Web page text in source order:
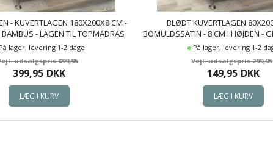
- KUVERTLAGEN 180X200X8 CM -
- LAGEN TIL TOPMADRAS
På lager, levering 1-2 dage
899,95
399,95 DKK
BLØDT KUVERTLAGEN
BOMULDSSATIN - 8 CM I HØJDEN -
TOPMADRAS - BY NIGHT
På lager, levering 1-2
299,95
149,95 DKK